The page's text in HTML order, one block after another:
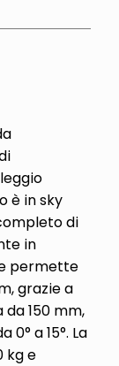
è in sky
di
in
permette
grazie a
150 mm,
a 15°. La
kg e